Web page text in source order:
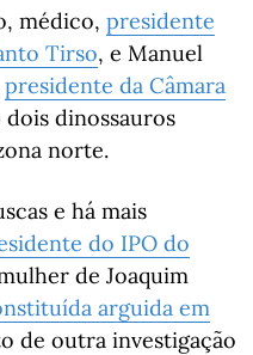
médico, presidente
Tirso, e Manuel
presidente da Câmara
dois dinossauros
norte.
e há mais
do IPO do
de Joaquim
arguida em
de outra investigação